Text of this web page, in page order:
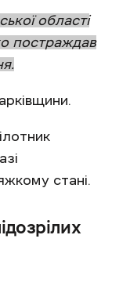
області
постраждав
стані.